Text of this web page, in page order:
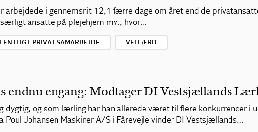
arbejdede i gennemsnit 12,1 færre dage om året end de
ansatte på plejehjem mv., hvor…
PRIVAT SAMARBEJDE VELFÆRD
engang: Modtager DI Vestsjællands
dygtig, og som lærling har han allerede været til flere konkurrencer i
Poul Johansen Maskiner A/S i Fårevejle vinder DI Vestsjællands…